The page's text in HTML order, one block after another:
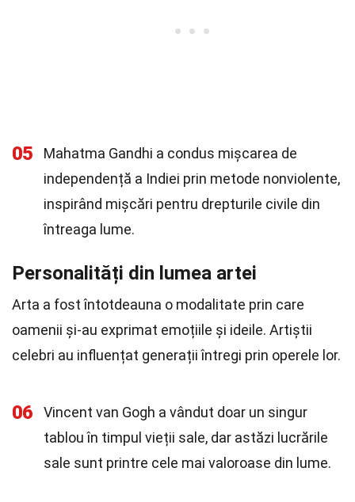
05
Mahatma Gandhi a condus mișcarea de
independență a Indiei prin metode nonviolente,
inspirând mișcări pentru drepturile civile din
întreaga lume.
Personalități din lumea artei
Arta a fost întotdeauna o modalitate prin care
oamenii și-au exprimat emoțiile și ideile. Artiștii
celebri au influențat generații întregi prin operele lor.
06
Vincent van Gogh a vândut doar un singur
tablou în timpul vieții sale, dar astăzi lucrările
sale sunt printre cele mai valoroase din lume.